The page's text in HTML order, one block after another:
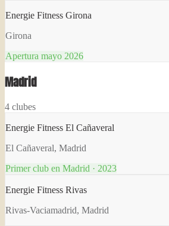
Energie Fitness Girona
Girona
Apertura mayo 2026
Madrid
4 clubes
Energie Fitness El Cañaveral
El Cañaveral, Madrid
Primer club en Madrid · 2023
Energie Fitness Rivas
Rivas-Vaciamadrid, Madrid